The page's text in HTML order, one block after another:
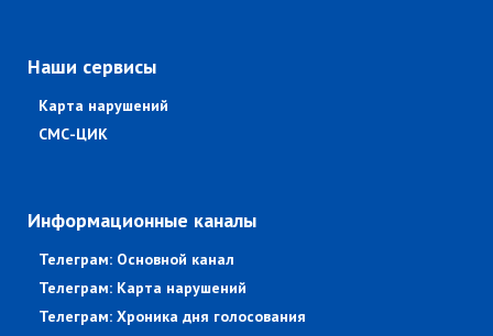
Наши сервисы
Карта нарушений
СМС-ЦИК
Информационные каналы
Телеграм: Основной канал
Телеграм: Карта нарушений
Телеграм: Хроника дня голосования